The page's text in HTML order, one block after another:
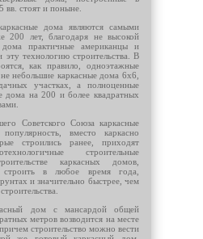
вв. стоят и поныне.
дома являются самыми
200 лет, благодаря не высокой
дома практичные американцы и
эту технологию строительства. В
как правило, одноэтажные
небольшие каркасные дома 6х6,
участках, а полноценные
дома на 200 и более квадратных
Советского Союза каркасные
вместо каркасно
строились ранее, приходят
строительные
каркасных домов,
строить в любое время года,
и значительно быстрее, чем
дом с мансардой общей
метров возводится на месте
строительство можно вести